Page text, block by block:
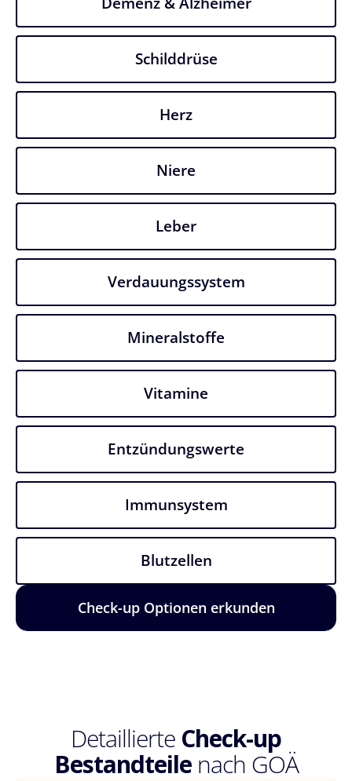
Schilddrüse
Herz
Niere
Leber
Verdauungssystem
Mineralstoffe
Vitamine
Entzündungswerte​
Immunsystem
Blutzellen
Check-up Optionen erkunden
Detaillierte Check-up
Bestandteilenach GOÄ